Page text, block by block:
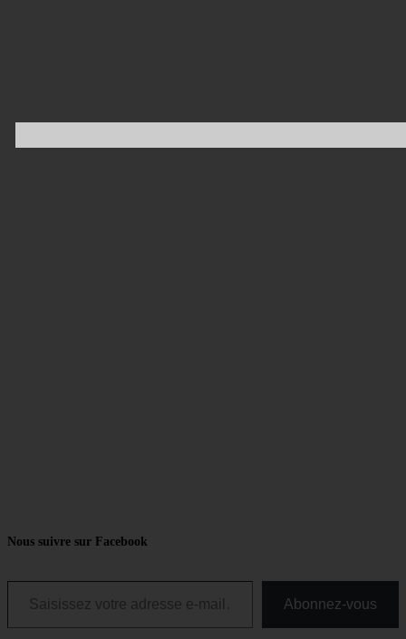
Nous suivre sur Facebook
Saisissez votre adresse e-mail…
Abonnez-vous